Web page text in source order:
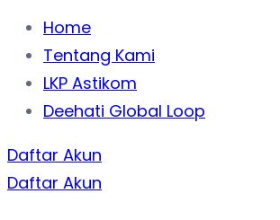
Home
Tentang Kami
LKP Astikom
Deehati Global Loop
Daftar Akun
Daftar Akun